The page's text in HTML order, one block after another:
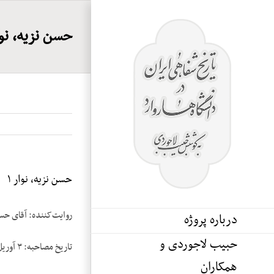
درباره پروژه
حبیب لاجوردی و
همکاران
حسن نزیه،
حسن نزیه، نوار ۱
روایت‌کننده: آقای
تاریخ مصاحبه: ۳ آوریل ۱۹۸۴